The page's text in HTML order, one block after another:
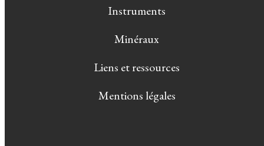
Instruments
Minéraux
Liens et ressources
Mentions légales